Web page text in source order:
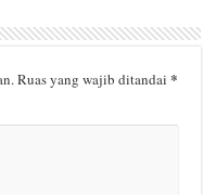
Ruas yang wajib ditandai*